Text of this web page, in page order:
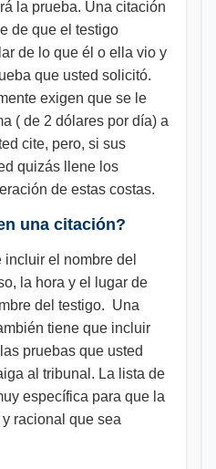
la prueba. Una citación
de que el testigo
de lo que él o ella vio y
que usted solicitó.
exigen que se le
( de 2 dólares por día) a
cite, pero, si sus
quizás llene los
de estas costas.
una citación?
el nombre del
la hora y el lugar de
del testigo. Una
tiene que incluir
pruebas que usted
al tribunal. La lista de
específica para que la
racional que sea